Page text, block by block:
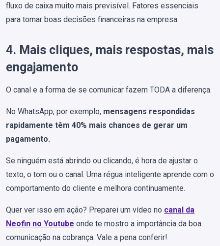
fluxo de caixa muito mais previsível. Fatores essenciais
para tomar boas decisões financeiras na empresa.
4. Mais cliques, mais respostas, mais
engajamento
O canal e a forma de se comunicar fazem TODA a diferença.
No WhatsApp, por exemplo, mensagens respondidas
rapidamente têm 40% mais chances de gerar um
pagamento.
Se ninguém está abrindo ou clicando, é hora de ajustar o
texto, o tom ou o canal. Uma régua inteligente aprende com o
comportamento do cliente e melhora continuamente.
Quer ver isso em ação? Preparei um vídeo no canal da
Neofin no Youtube onde te mostro a importância da boa
comunicação na cobrança. Vale a pena conferir!